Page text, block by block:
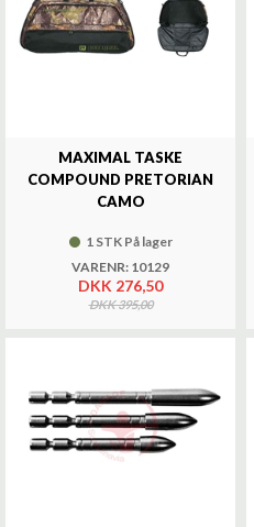
MAXIMAL TASKE
COMPOUND PRETORIAN
CAMO
1 STK På lager
VARENR: 10129
DKK 276,50
DKK 395,00